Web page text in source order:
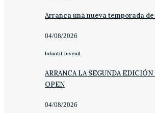
Arranca una nueva temporada
04/08/2026
Infantil Juvenil
ARRANCA LA SEGUNDA
OPEN
04/08/2026